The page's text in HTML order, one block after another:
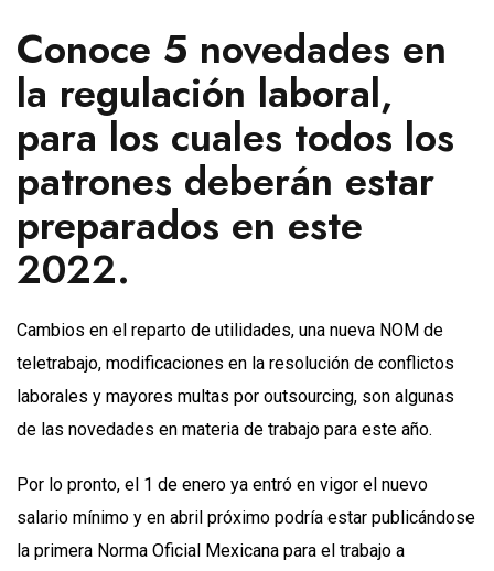
Conoce 5 novedades en
la regulación laboral,
para los cuales todos los
patrones deberán estar
preparados en este
2022.
Cambios en el reparto de utilidades, una nueva NOM de
teletrabajo, modificaciones en la resolución de conflictos
laborales y mayores multas por outsourcing, son algunas
de las novedades en materia de trabajo para este año.
Por lo pronto, el 1 de enero ya entró en vigor el nuevo
salario mínimo y en abril próximo podría estar publicándose
la primera Norma Oficial Mexicana para el trabajo a